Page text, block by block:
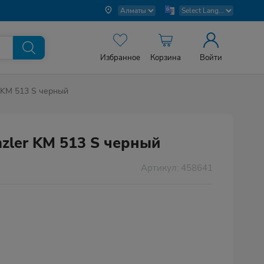
Избранное Корзина Войти
513 S черный
KM 513 S черный
Артикул: 458641